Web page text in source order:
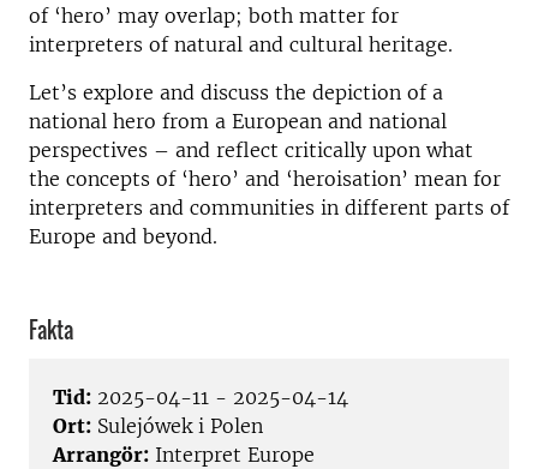
of ‘hero’ may overlap; both matter for
interpreters of natural and cultural heritage.
Let’s explore and discuss the depiction of a
national hero from a European and national
perspectives – and reflect critically upon what
the concepts of ‘hero’ and ‘heroisation’ mean for
interpreters and communities in different parts of
Europe and beyond.
Fakta
Tid: 2025-04-11 - 2025-04-14
Ort: Sulejówek i Polen
Arrangör: Interpret Europe